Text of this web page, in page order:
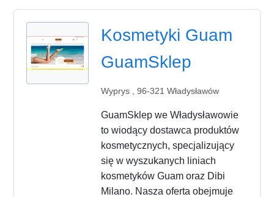
Kosmetyki Guam
GuamSklep
Wyprys , 96-321 Władysławów
GuamSklep we Władysławowie
to wiodący dostawca produktów
kosmetycznych, specjalizujący
się w wyszukanych liniach
kosmetyków Guam oraz Dibi
Milano. Nasza oferta obejmuje